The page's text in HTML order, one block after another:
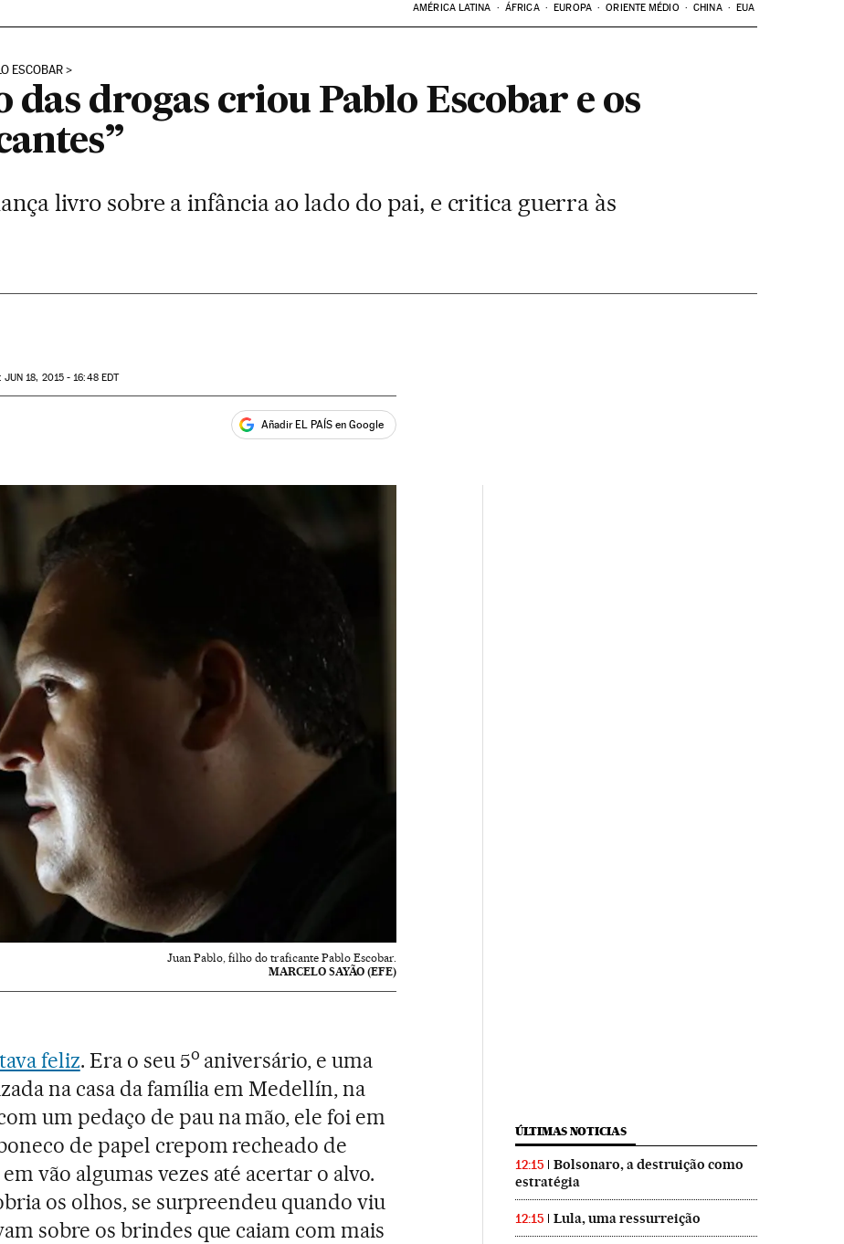
AMÉRICA LATINA ÁFRICA EUROPA ORIENTE MÉDIO CHINA EUA
ESCOBAR
das drogas criou Pablo Escobar e os
livro sobre a infância ao lado do pai, e critica guerra às
JUN 18, 2015 - 16:48EDT
Añadir EL PAÍS en Google
Juan Pablo, filho do traficante Pablo Escobar.
MARCELO SAYÃO (EFE)
feliz. Era o seu 5o aniversário, e uma
na casa da família em Medellín, na
um pedaço de pau na mão, ele foi em
de papel crepom recheado de
vão algumas vezes até acertar o alvo.
os olhos, se surpreendeu quando viu
sobre os brindes que caiam com mais
ÚLTIMAS NOTICIAS
12:15
Bolsonaro, a destruição como
estratégia
12:15 Lula, uma ressurreição